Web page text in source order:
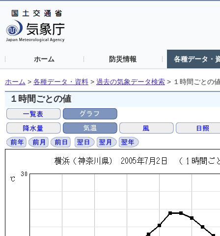
ホーム 防災情報 各種データ・
ホーム > 各種データ・資料 > 過去の気象データ検索 > １時間ごとの
１時間ごとの値